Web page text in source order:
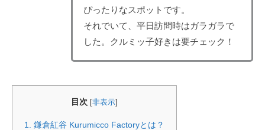
ぴったりなスポットです。
それでいて、平日訪問時はガラガラで
した。クルミッ子好きは要チェック！
目次 [非表示]
1.
鎌倉紅谷 Kurumicco Factoryとは？